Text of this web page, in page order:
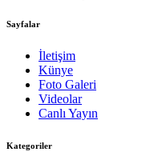
Sayfalar
İletişim
Künye
Foto Galeri
Videolar
Canlı Yayın
Kategoriler